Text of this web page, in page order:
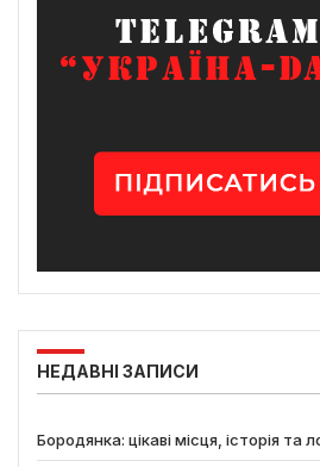
НЕДАВНІ ЗАПИСИ
Бородянка: цікаві місця, історія та